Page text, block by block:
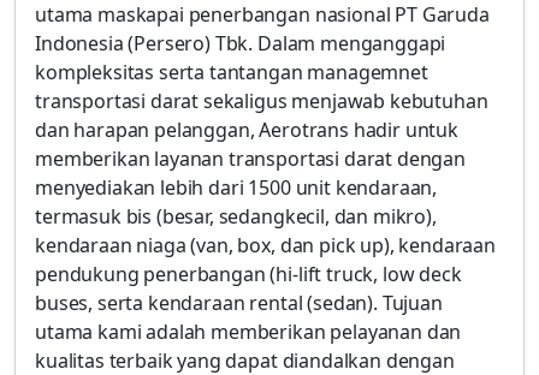
utama maskapai penerbangan nasional PT Garuda
Indonesia (Persero) Tbk. Dalam menganggapi
kompleksitas serta tantangan managemnet
transportasi darat sekaligus menjawab kebutuhan
dan harapan pelanggan, Aerotrans hadir untuk
memberikan layanan transportasi darat dengan
menyediakan lebih dari 1500 unit kendaraan,
termasuk bis (besar, sedangkecil, dan mikro),
kendaraan niaga (van, box, dan pick up), kendaraan
pendukung penerbangan (hi-lift truck, low deck
buses, serta kendaraan rental (sedan). Tujuan
utama kami adalah memberikan pelayanan dan
kualitas terbaik yang dapat diandalkan dengan